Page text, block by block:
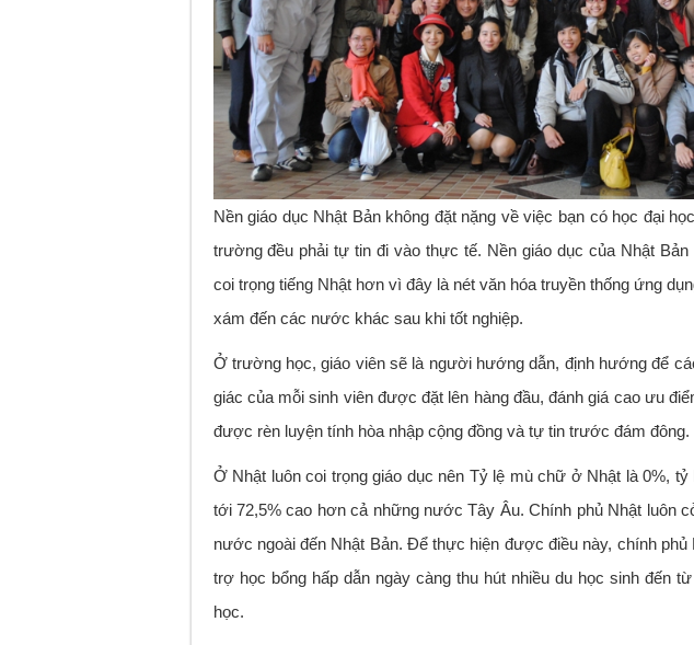
Nền giáo dục Nhật Bản không đặt nặng về việc bạn có học đại
trường đều phải tự tin đi vào thực tế. Nền giáo dục của Nhật Bản
coi trọng tiếng Nhật hơn vì đây là nét văn hóa truyền thống ứng
xám đến các nước khác sau khi tốt nghiệp.
Ở trường học, giáo viên sẽ là người hướng dẫn, định hướng để
giác của mỗi sinh viên được đặt lên hàng đầu, đánh giá cao ưu
được rèn luyện tính hòa nhập cộng đồng và tự tin trước đám đông.
Ở Nhật luôn coi trọng giáo dục nên Tỷ lệ mù chữ ở Nhật là 0%,
tới 72,5% cao hơn cả những nước Tây Âu. Chính phủ Nhật luôn
nước ngoài đến Nhật Bản. Để thực hiện được điều này, chính phủ
trợ học bổng hấp dẫn ngày càng thu hút nhiều du học sinh đến
học.